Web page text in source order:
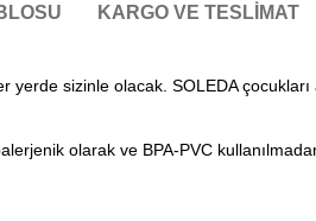
KARGO VE TESLIMAT
sizinle olacak. SOLEDA
olarak ve BPA-PVC